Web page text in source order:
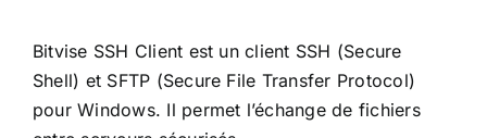
Bitvise SSH Client est un client SSH (Secure
Shell) et SFTP (Secure File Transfer Protocol)
pour Windows. Il permet l’échange de fichiers